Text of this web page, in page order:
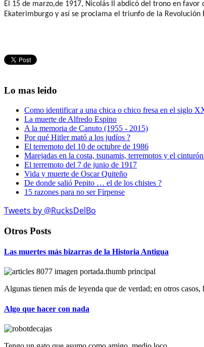
El 15 de marzo,de 1917, Nicolás II abdicó del trono en
Ekaterimburgo y así se proclama el triunfo de la Revolución
Lo mas leido
Como identificar a una chica o chico fresa en el siglo
La muerte de Alfredo Espino
A la memoria de Canuto (1955 - 2015)
Por qué Hitler mató a los judíos ?
El terremoto del 10 de octubre de 1986
Marejadas en la costa, tsunamis, terremotos y el
El terremoto del 7 de junio de 1917
Vida y muerte de Oscar Quiteño
De donde salió Pepito … el de los chistes ?
15 razones para no ser Firpense
Tweets by @RucksDelBo
Otros Posts
Las muertes más bizarras de la Historia Antigua
Algunas tienen más de leyenda que de verdad; en otros
Algo que hacer con nada